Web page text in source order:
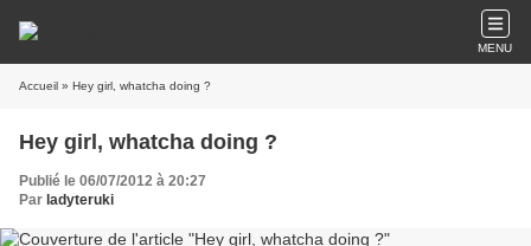
MENU
Accueil » Hey girl, whatcha doing ?
Hey girl, whatcha doing ?
Publié le 06/07/2012 à 20:27
Par ladyteruki